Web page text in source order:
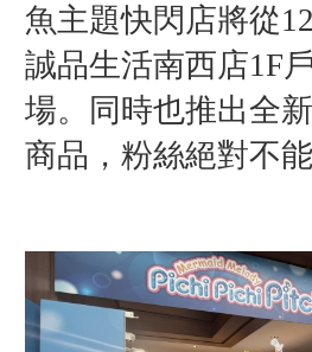
魚主題快閃店將從
誠品生活南西店1F
場。同時也推出全
商品，粉絲絕對不能